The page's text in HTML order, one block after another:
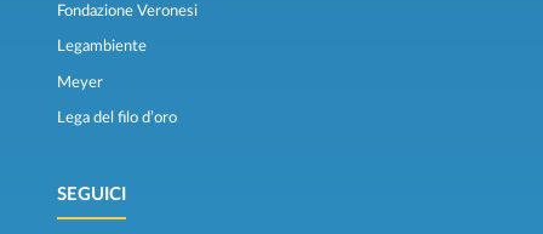
Fondazione Veronesi
Legambiente
Meyer
Lega del filo d’oro
SEGUICI